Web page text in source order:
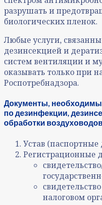
разрушать и
биологических пленок.
Любые услуги,
дезинсекцией и
систем вентиляции и
оказывать только при
Роспотребнадзора.
Документы,
по дезинфекции,
обработки
Устав
Регистрационные
налоговом